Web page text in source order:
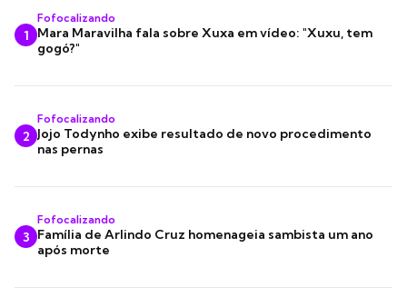
1
Fofocalizando
Mara Maravilha fala sobre Xuxa em vídeo: "Xuxu, tem
gogó?"
2
Fofocalizando
Jojo Todynho exibe resultado de novo procedimento
nas pernas
3
Fofocalizando
Família de Arlindo Cruz homenageia sambista um ano
após morte